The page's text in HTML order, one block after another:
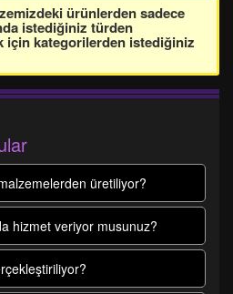
ürünlerden sadece
istediğiniz türden
için kategorilerden istediğiniz
üretiliyor?
hizmet veriyor musunuz?